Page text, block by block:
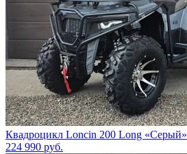
Квадроцикл Loncin 200 Long «Серый»
224 990 руб.